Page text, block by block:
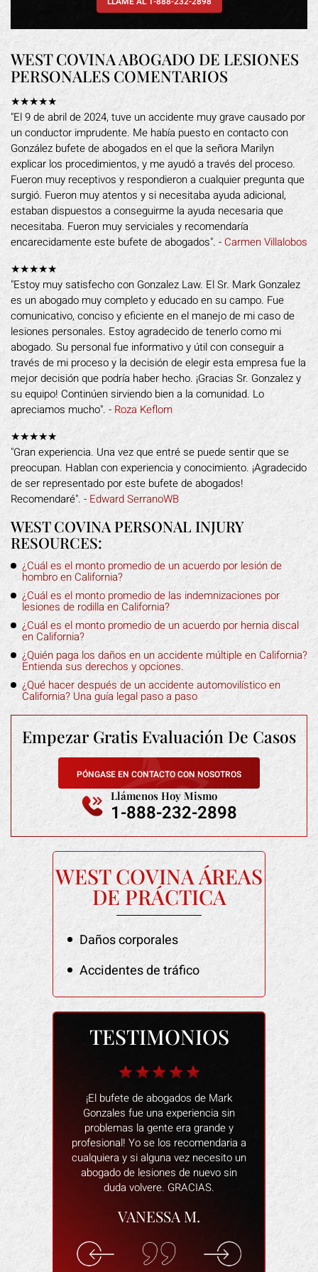
WEST COVINA ABOGADO DE LESIONES
PERSONALES COMENTARIOS
★★★★★
"El 9 de abril de 2024, tuve un accidente muy grave causado por
un conductor imprudente. Me había puesto en contacto con
González bufete de abogados en el que la señora Marilyn
explicar los procedimientos, y me ayudó a través del proceso.
Fueron muy receptivos y respondieron a cualquier pregunta que
surgió. Fueron muy atentos y si necesitaba ayuda adicional,
estaban dispuestos a conseguirme la ayuda necesaria que
necesitaba. Fueron muy serviciales y recomendaría
encarecidamente este bufete de abogados". - Carmen Villalobos
★★★★★
"Estoy muy satisfecho con Gonzalez Law. El Sr. Mark Gonzalez
es un abogado muy completo y educado en su campo. Fue
comunicativo, conciso y eficiente en el manejo de mi caso de
lesiones personales. Estoy agradecido de tenerlo como mi
abogado. Su personal fue informativo y útil con conseguir a
través de mi proceso y la decisión de elegir esta empresa fue la
mejor decisión que podría haber hecho. ¡Gracias Sr. Gonzalez y
su equipo! Continúen sirviendo bien a la comunidad. Lo
apreciamos mucho". - Roza Keflom
★★★★★
"Gran experiencia. Una vez que entré se puede sentir que se
preocupan. Hablan con experiencia y conocimiento. ¡Agradecido
de ser representado por este bufete de abogados!
Recomendaré". - Edward SerranoWB
WEST COVINA PERSONAL INJURY
RESOURCES:
¿Cuál es el monto promedio de un acuerdo por lesión de
hombro en California?
¿Cuál es el monto promedio de las indemnizaciones por
lesiones de rodilla en California?
¿Cuál es el monto promedio de un acuerdo por hernia discal
en California?
¿Quién paga los daños en un accidente múltiple en California?
Entienda sus derechos y opciones.
¿Qué hacer después de un accidente automovilístico en
California? Una guía legal paso a paso
Empezar GratisEvaluación De Casos
PÓNGASE EN CONTACTO CON NOSOTROS
Llámenos Hoy Mismo
1-888-232-2898
WEST COVINA ÁREAS
DE PRÁCTICA
Daños corporales
Accidentes de tráfico
TESTIMONIOS
dañado y
Intentó
el trabajo.
¡El bufete de abogados de Mark
Gonzales fue una experiencia sin
problemas la gente era grande y
profesional! Yo se los recomendaria a
cualquiera y si alguna vez necesito un
abogado de lesiones de nuevo sin
duda volvere. GRACIAS.
VANESSA M.
Las
muy
una mala
siempre
y
dispuesto